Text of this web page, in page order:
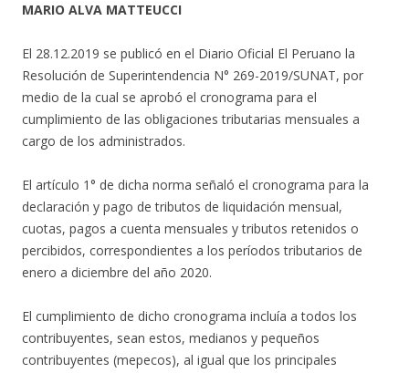
MARIO ALVA MATTEUCCI
El 28.12.2019 se publicó en el Diario Oficial El Peruano la
Resolución de Superintendencia N° 269-2019/SUNAT, por
medio de la cual se aprobó el cronograma para el
cumplimiento de las obligaciones tributarias mensuales a
cargo de los administrados.
El artículo 1° de dicha norma señaló el cronograma para la
declaración y pago de tributos de liquidación mensual,
cuotas, pagos a cuenta mensuales y tributos retenidos o
percibidos, correspondientes a los períodos tributarios de
enero a diciembre del año 2020.
El cumplimiento de dicho cronograma incluía a todos los
contribuyentes, sean estos, medianos y pequeños
contribuyentes (mepecos), al igual que los principales